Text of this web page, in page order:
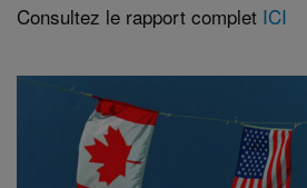
Consultez le rapport complet ICI